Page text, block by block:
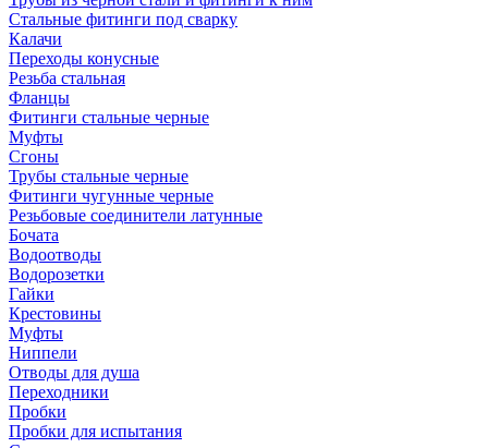
Стальные фитинги под сварку
Калачи
Переходы конусные
Резьба стальная
Фланцы
Фитинги стальные черные
Муфты
Сгоны
Трубы стальные черные
Фитинги чугунные черные
Резьбовые соединители латунные
Бочата
Водоотводы
Водорозетки
Гайки
Крестовины
Муфты
Ниппели
Отводы для душа
Переходники
Пробки
Пробки для испытания